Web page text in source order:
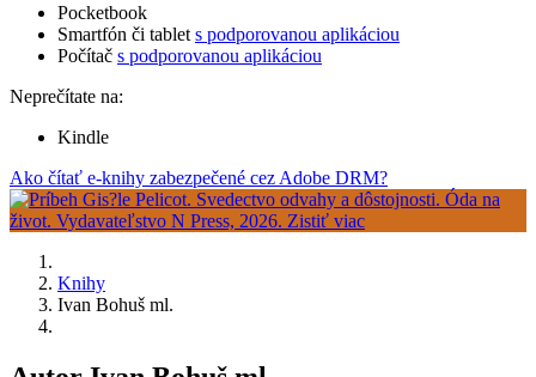
Pocketbook
Smartfón či tablet s podporovanou aplikáciou
Počítač s podporovanou aplikáciou
Neprečítate na:
Kindle
Ako čítať e-knihy zabezpečené cez Adobe DRM?
Knihy
Ivan Bohuš ml.